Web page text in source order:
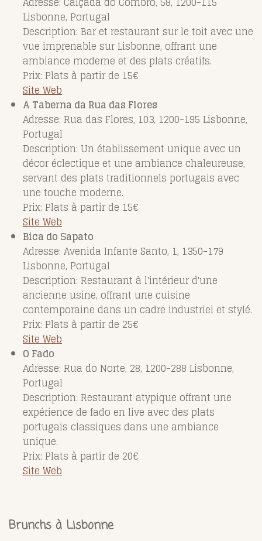
Lisbonne, Portugal
Description: Bar et restaurant sur le toit avec une
vue imprenable sur Lisbonne, offrant une
ambiance moderne et des plats créatifs.
Prix: Plats à partir de 15€
Site Web
A Taberna da Rua das Flores
Adresse: Rua das Flores, 103, 1200-195 Lisbonne,
Portugal
Description: Un établissement unique avec un
décor éclectique et une ambiance chaleureuse,
servant des plats traditionnels portugais avec
une touche moderne.
Prix: Plats à partir de 15€
Site Web
Bica do Sapato
Adresse: Avenida Infante Santo, 1, 1350-179
Lisbonne, Portugal
Description: Restaurant à l'intérieur d'une
ancienne usine, offrant une cuisine
contemporaine dans un cadre industriel et stylé.
Prix: Plats à partir de 25€
Site Web
O Fado
Adresse: Rua do Norte, 28, 1200-288 Lisbonne,
Portugal
Description: Restaurant atypique offrant une
expérience de fado en live avec des plats
portugais classiques dans une ambiance
unique.
Prix: Plats à partir de 20€
Site Web
Brunchs à Lisbonne